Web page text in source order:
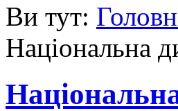
Ви тут:
Національна